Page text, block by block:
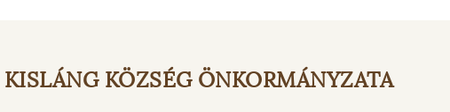
KISLÁNG KÖZSÉG ÖNKORMÁNYZATA